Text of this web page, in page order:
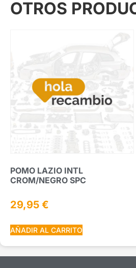
OTROS
POMO LAZIO INTL
CROM/NEGRO SPC
29,95 €
AÑADIR AL CARRITO